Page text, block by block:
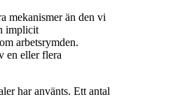
mekanismer än den vi
implicit
arbetsrymden.
en eller flera
har använts. Ett antal